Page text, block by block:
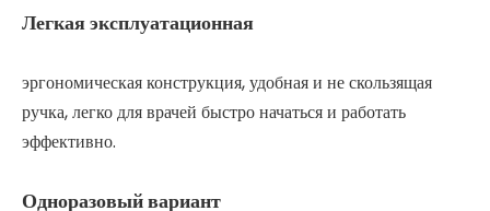
Легкая эксплуатационная
эргономическая конструкция, удобная и не скользящая
ручка, легко для врачей быстро начаться и работать
эффективно.
Одноразовый вариант